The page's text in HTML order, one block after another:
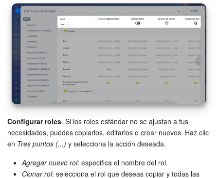
Bitrix24 En Premisa
Bitrix24 Messenger
Preguntas generales
Actualización de los artículos (archivo)
INICIAR SESIÓN
Configurar roles. Si los roles estándar no se ajustan a tus
necesidades, puedes copiarlos, editarlos o crear nuevos. Haz clic
en Tres puntos (...) y selecciona la acción deseada.
Agregar nuevo rol: especifica el nombre del rol.
Clonar rol: selecciona el rol que deseas copiar y todas las